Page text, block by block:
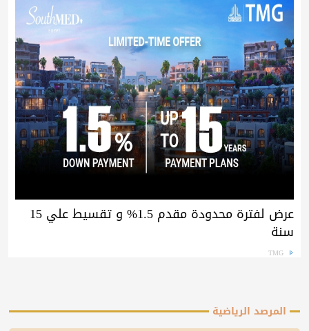
عرض لفترة محدودة مقدم 1.5% و تقسيط علي 15
سنة
TMG
المرصد الرياضية